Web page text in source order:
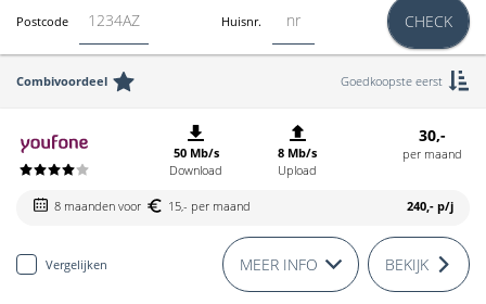
Postcode Huisnr. CHECK
Combivoordeel Goedkoopste eerst
50 Mb/s
Download
8 Mb/s
Upload
30,-
per maand
8 maanden voor 15,- per maand 240,- p/j
Vergelijken MEER INFO BEKIJK